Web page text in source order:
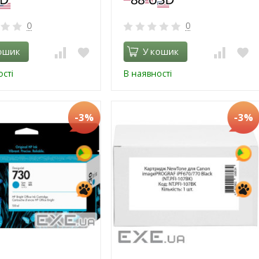
0 0
У кошик
В наявності
-3% -3%